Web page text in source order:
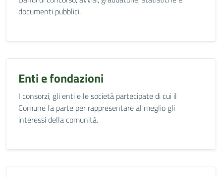
documenti pubblici.
Enti e fondazioni
I consorzi, gli enti e le società partecipate di cui il
Comune fa parte per rappresentare al meglio gli
interessi della comunità.